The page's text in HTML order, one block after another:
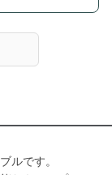
ルです。